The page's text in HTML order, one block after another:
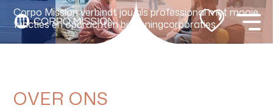
Corpo Mission verbindt jou als professional met mooie
functies en opdrachten bij woningcorporaties.
OVER ONS
Your name
Your email